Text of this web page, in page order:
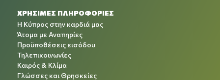
ΧΡΉΣΙΜΕΣ ΠΛΗΡΟΦΟΡΊΕΣ
Η Κύπρος στην καρδιά μας
Άτομα με Αναπηρίες
Προϋποθέσεις εισόδου
Τηλεπικοινωνίες
Καιρός & Κλίμα
Γλώσσες και Θρησκείες